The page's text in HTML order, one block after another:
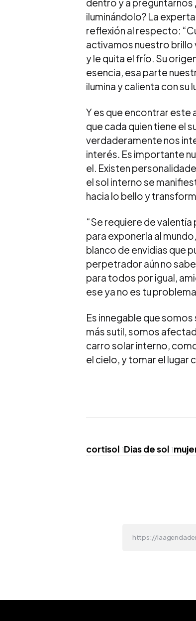
iluminándolo? La
reflexión al respecto:
activamos nuestro
y le quita el frío. Su
esencia, esa parte
ilumina y calienta con su
Y es que encontrar este
que cada quien tiene el
verdaderamente nos
interés. Es importante
el. Existen
el sol interno se
hacia lo bello y
“Se requiere de
para exponerla al
blanco de envidias que
perpetrador aún no
para todos por igual,
ese ya no es tu
Es innegable que
más sutil, somos
carro solar interno,
el cielo, y tomar el lugar
cortisol 1Dias de sol 1